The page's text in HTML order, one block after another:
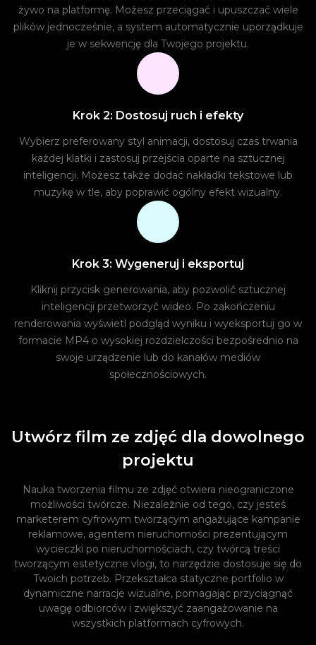
żywo na platformę. Możesz przeciągać i upuszczać wiele
plików jednocześnie, a system automatycznie uporządkuje
je w sekwencję dla Twojego projektu.
Krok 2: Dostosuj ruch i efekty
Wybierz preferowany styl animacji, dostosuj czas trwania
każdej klatki i zastosuj przejścia oparte na sztucznej
inteligencji. Możesz także dodać nakładki tekstowe lub
muzykę w tle, aby poprawić ogólny efekt wizualny.
Krok 3: Wygeneruj i eksportuj
Kliknij przycisk generowania, aby pozwolić sztucznej
inteligencji przetworzyć wideo. Po zakończeniu
renderowania wyświetl podgląd wyniku i wyeksportuj go w
formacie MP4 o wysokiej rozdzielczości bezpośrednio na
swoje urządzenie lub do kanałów mediów
społecznościowych.
Utwórz film ze zdjęć dla dowolnego
projektu
Nauka tworzenia filmu ze zdjęć otwiera nieograniczone
możliwości twórcze. Niezależnie od tego, czy jesteś
marketerem cyfrowym tworzącym angażujące kampanie
reklamowe, agentem nieruchomości prezentującym
wycieczki po nieruchomościach, czy twórcą treści
tworzącym estetyczne vlogi, to narzędzie dostosuje się do
Twoich potrzeb. Przekształca statyczne portfolio w
dynamiczne narracje wizualne, pomagając przyciągnąć
uwagę odbiorców i zwiększyć zaangażowanie na
wszystkich platformach cyfrowych.